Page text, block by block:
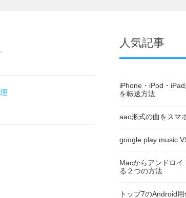
人気記事
iPhone・iPod・
を転送方法
aac形式の曲をスマ
google play music
Macからアンドロイ
る２つの方法
トップ7のAndroid